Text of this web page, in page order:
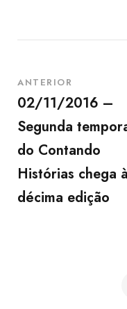
ANTERIOR
02/11/2016 –
Segunda
do Contando
Histórias chega à
décima edição